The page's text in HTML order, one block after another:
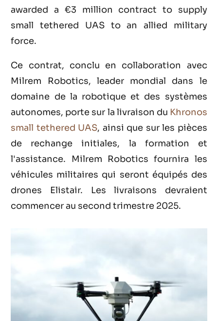
awarded a €3 million contract to supply
small tethered UAS to an allied military
force.
Ce contrat, conclu en collaboration avec
Milrem Robotics, leader mondial dans le
domaine de la robotique et des systèmes
autonomes, porte sur la livraison du Khronos
small tethered UAS, ainsi que sur les pièces
de rechange initiales, la formation et
l'assistance. Milrem Robotics fournira les
véhicules militaires qui seront équipés des
drones Elistair. Les livraisons devraient
commencer au second trimestre 2025.